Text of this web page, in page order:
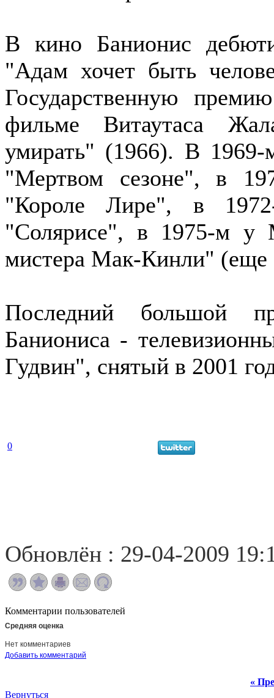
В кино Банионис
"Адам хочет быть
Государственную
фильме Витаутаса
умирать" (1966). В
"Мертвом сезоне", в
"Короле Лире", в
"Солярисе", в 1975-м у
мистера Мак-Кинли" (еще
Последний большой
Баниониса -
Гудвин", снятый в 2001
0
Обновлён : 29-04-2009
Комментарии пользователей
Средняя оценка
Нет комментариев
Добавить комментарий
«
Вернуться